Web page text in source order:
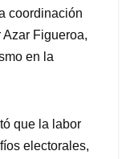
coordinación
Figueroa,
en la
que la labor
electorales,